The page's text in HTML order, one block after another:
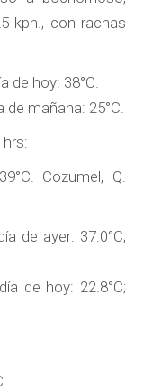
kph., con rachas
de hoy: 38°C.
mañana: 25°C.
Cozumel, Q.
de ayer: 37.0°C;
de hoy: 22.8°C;